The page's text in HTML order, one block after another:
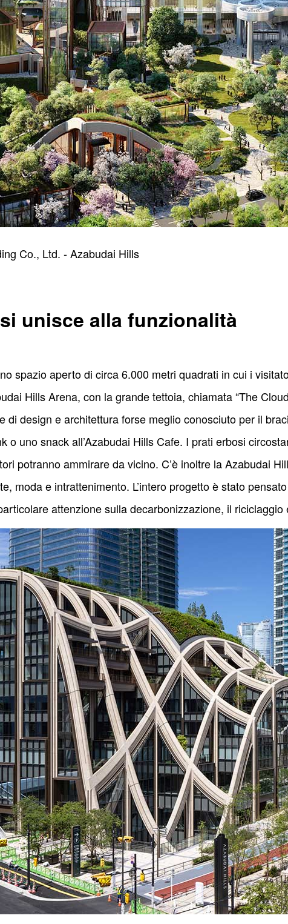
Co., Ltd. - Azabudai Hills
unisce alla funzionalità
spazio aperto di circa 6.000 metri quadrati in cui i
Hills Arena, con la grande tettoia, chiamata “The
di design e architettura forse meglio conosciuto per il
o uno snack all’Azabudai Hills Cafe. I prati erbosi
potranno ammirare da vicino. C’è inoltre la Azabudai
moda e intrattenimento. L’intero progetto è stato
attenzione sulla decarbonizzazione, il riciclaggio